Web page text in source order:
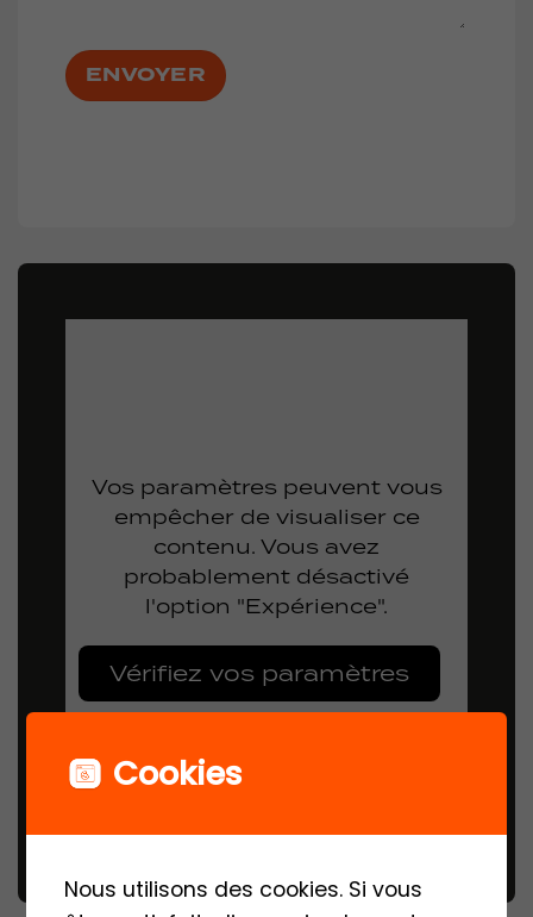
Vos paramètres peuvent vous
empêcher de visualiser ce
contenu. Vous avez
probablement désactivé
l'option "Expérience".
Vérifiez vos paramètres
Cookies
Nous utilisons des cookies. Si vous